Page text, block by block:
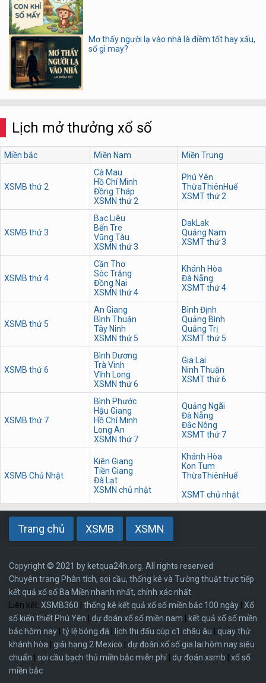
Mơ thấy người lạ vào nhà là điềm tốt hay xấu,
số gì may?
Lịch mở thưởng xổ số
Miền bắc Miền Nam Miền Trung
XSMB thứ 2
Cà Mau
Hồ Chí Minh
Đồng Tháp
XSMN thứ 2
Phú Yên
ThừaThiênHuế
XSMT thứ 2
XSMB thứ 3
Bạc Liêu
Bến Tre
Vũng Tàu
XSMN thứ 3
DakLak
Quảng Nam
XSMT thứ 3
XSMB thứ 4
Cần Thơ
Sóc Trăng
Đồng Nai
XSMN thứ 4
Khánh Hòa
Đà Nẵng
XSMT thứ 4
XSMB thứ 5
An Giang
Bình Thuận
Tây Ninh
XSMN thứ 5
Bình Định
Quảng Bình
Quảng Trị
XSMT thứ 5
XSMB thứ 6
Bình Dương
Trà Vinh
Vĩnh Long
XSMN thứ 6
Gia Lai
Ninh Thuận
XSMT thứ 6
XSMB thứ 7
Bình Phước
Hậu Giang
Hồ Chí Minh
Long An
XSMN thứ 7
Quảng Ngãi
Đà Nẵng
Đắc Nông
XSMT thứ 7
XSMB Chủ Nhật
Kiên Giang
Tiền Giang
Đà Lạt
XSMN chủ nhật
Khánh Hòa
Kon Tum
ThừaThiênHuế
XSMT chủ nhật
Trang chủ XSMB XSMN
Copyright © 2021 by ketqua24h.org. All rights reserved
Chuyên trang Phân tích, soi cầu, thống kê và Tường thuật trực tiếp
kết quả xổ số Ba Miền nhanh nhất, chính xác nhất.
Liên kết: XSMB360 thống kê kết quả xổ số miền bắc 100 ngày Xổ
số kiến thiết Phú Yên
dự đoán xổ số miền nam
kết quả xổ số miền
bắc hôm nay tỷ lệ bóng đá lịch thi đấu cúp c1 châu âu
quay thử
khánh hòa
giải hạng 2 Mexico
dự đoán xổ số gia lai hôm nay siêu
chuẩn
soi cầu bạch thủ miền bắc miễn phí| dự đoán xsmb
xổ số
miền bắc